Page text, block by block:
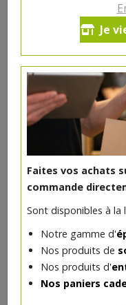
Je
Faites vos achats
commande
Sont disponibles à la
Notre gamme d'
Nos produits de
Nos produits d'
Nos paniers
Ce produit est
DANS LA
Carrés bébé bio